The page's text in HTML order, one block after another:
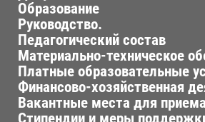
Образование
Руководство.
Педагогический состав
Материально-техническое
Платные образовательные
Финансово-хозяйственная
Вакантные места для
Стипендии и меры